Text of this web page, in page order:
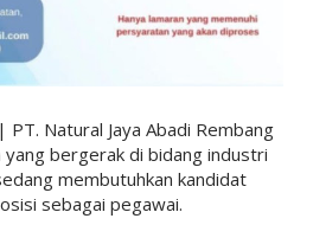
Natural Jaya Abadi Rembang
bergerak di bidang industri
membutuhkan kandidat
sebagai pegawai.